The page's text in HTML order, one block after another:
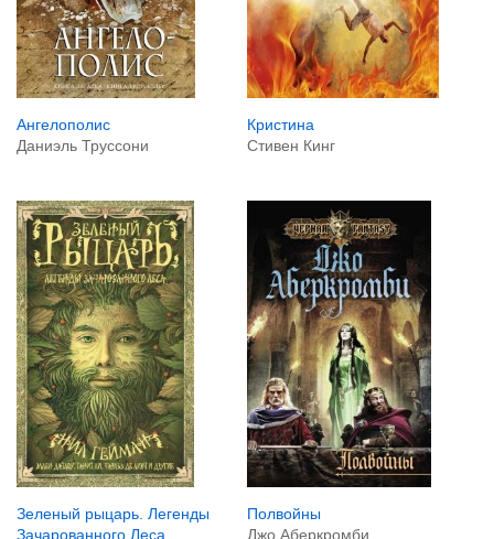
Ангелополис
Даниэль Труссони
Кристина
Стивен Кинг
Зеленый рыцарь. Легенды
Зачарованного Леса
Полвойны
Джо Аберкромби